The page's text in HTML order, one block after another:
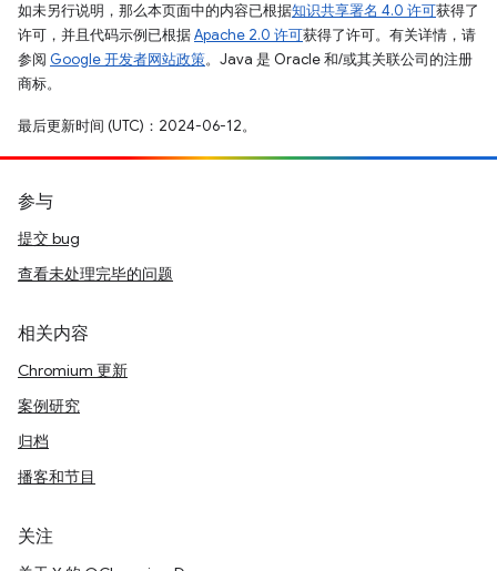
如未另行说明，那么本页面中的内容已根据知识共享署名 4.0 许可获得了
许可，并且代码示例已根据Apache 2.0 许可获得了许可。有关详情，请
参阅 Google 开发者网站政策。Java 是 Oracle 和/或其关联公司的注册
商标。
最后更新时间 (UTC)：2024-06-12。
参与
提交 bug
查看未处理完毕的问题
相关内容
Chromium 更新
案例研究
归档
播客和节目
关注